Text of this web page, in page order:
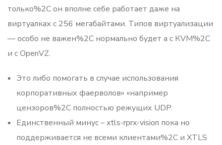
только%2C он вполне себе работает даже на
виртуалках с 256 мегабайтами. Типов виртуализации
— особо не важен%2C нормально будет а с КVM%2C
и с OpenVZ.
Это либо помогать в случае использования
корпоративных фаерволов» «например
цензоров%2C полностью режущих UDP.
Единственный минус – xtls-rprx-vision пока но
поддерживается не всеми клиентами%2C и XTLS